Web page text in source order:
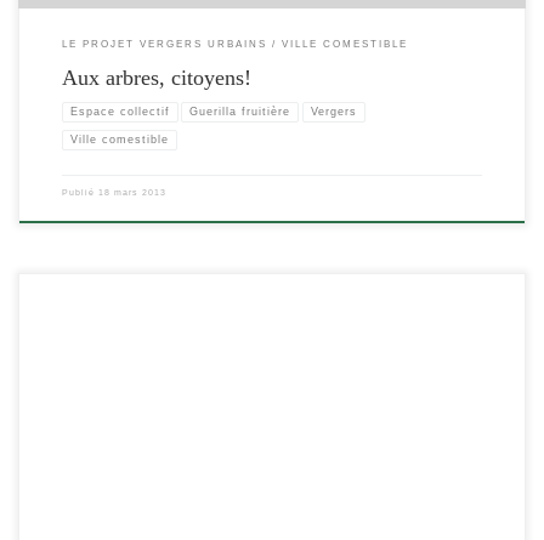
LE PROJET VERGERS URBAINS VILLE COMESTIBLE
Aux arbres, citoyens!
Espace collectif Guerilla fruitière Vergers
Ville comestible
Publié 18 mars 2013